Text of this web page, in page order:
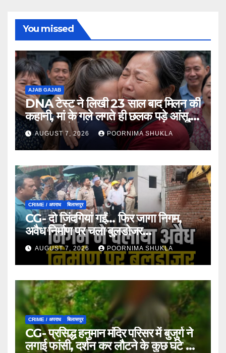
You missed
AJAB GAJAB
DNA टेस्ट ने लिखी 23 साल बाद मिलन की
कहानी, मां के गले लगते ही छलक पड़े आंसू,
भावुक कर देगी ये मुलाकात…
AUGUST 7, 2026 POORNIMA SHUKLA
CRIME / अपराध बिलासपुर
CG- दो जिंदगियां गईं… फिर जागा निगम,
अवैध निर्माण पर चला बुलडोजर…
AUGUST 7, 2026 POORNIMA SHUKLA
CRIME / अपराध बिलासपुर
CG- प्रसिद्ध हनुमान मंदिर परिसर में बुजुर्ग ने
लगाई फांसी, दर्शन कर लौटने के कुछ घंटे बाद